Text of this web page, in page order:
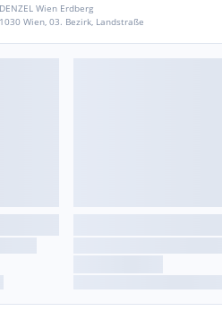
DENZEL Wien Erdberg
1030 Wien, 03. Bezirk, Landstraße